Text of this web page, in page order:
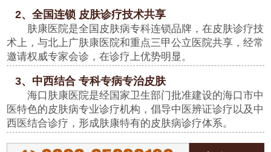
2、全国连锁 皮肤诊疗技术共享
肤康医院是全国皮肤病专科连锁品牌，在皮肤诊疗技
术上，与北上广肤康医院和重点三甲公立医院共享，经常
邀请权威专家会诊，在诊疗上优势明显。
3、中西结合 专科专病专治皮肤
海口肤康医院是经国家卫生部门批准建设的海口市中
医特色的皮肤病专业诊疗机构，倡导中医辨证诊疗以及中
西医结合诊疗，形成肤康特有的皮肤病诊疗体系。